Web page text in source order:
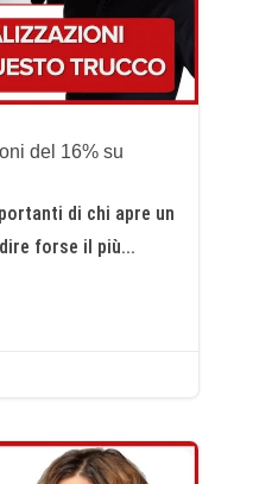
del 16% su
di chi apre un
forse il più...